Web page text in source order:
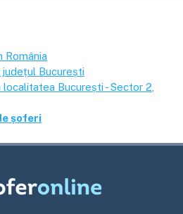
România
București
localitatea București - Sector 2
șoferi